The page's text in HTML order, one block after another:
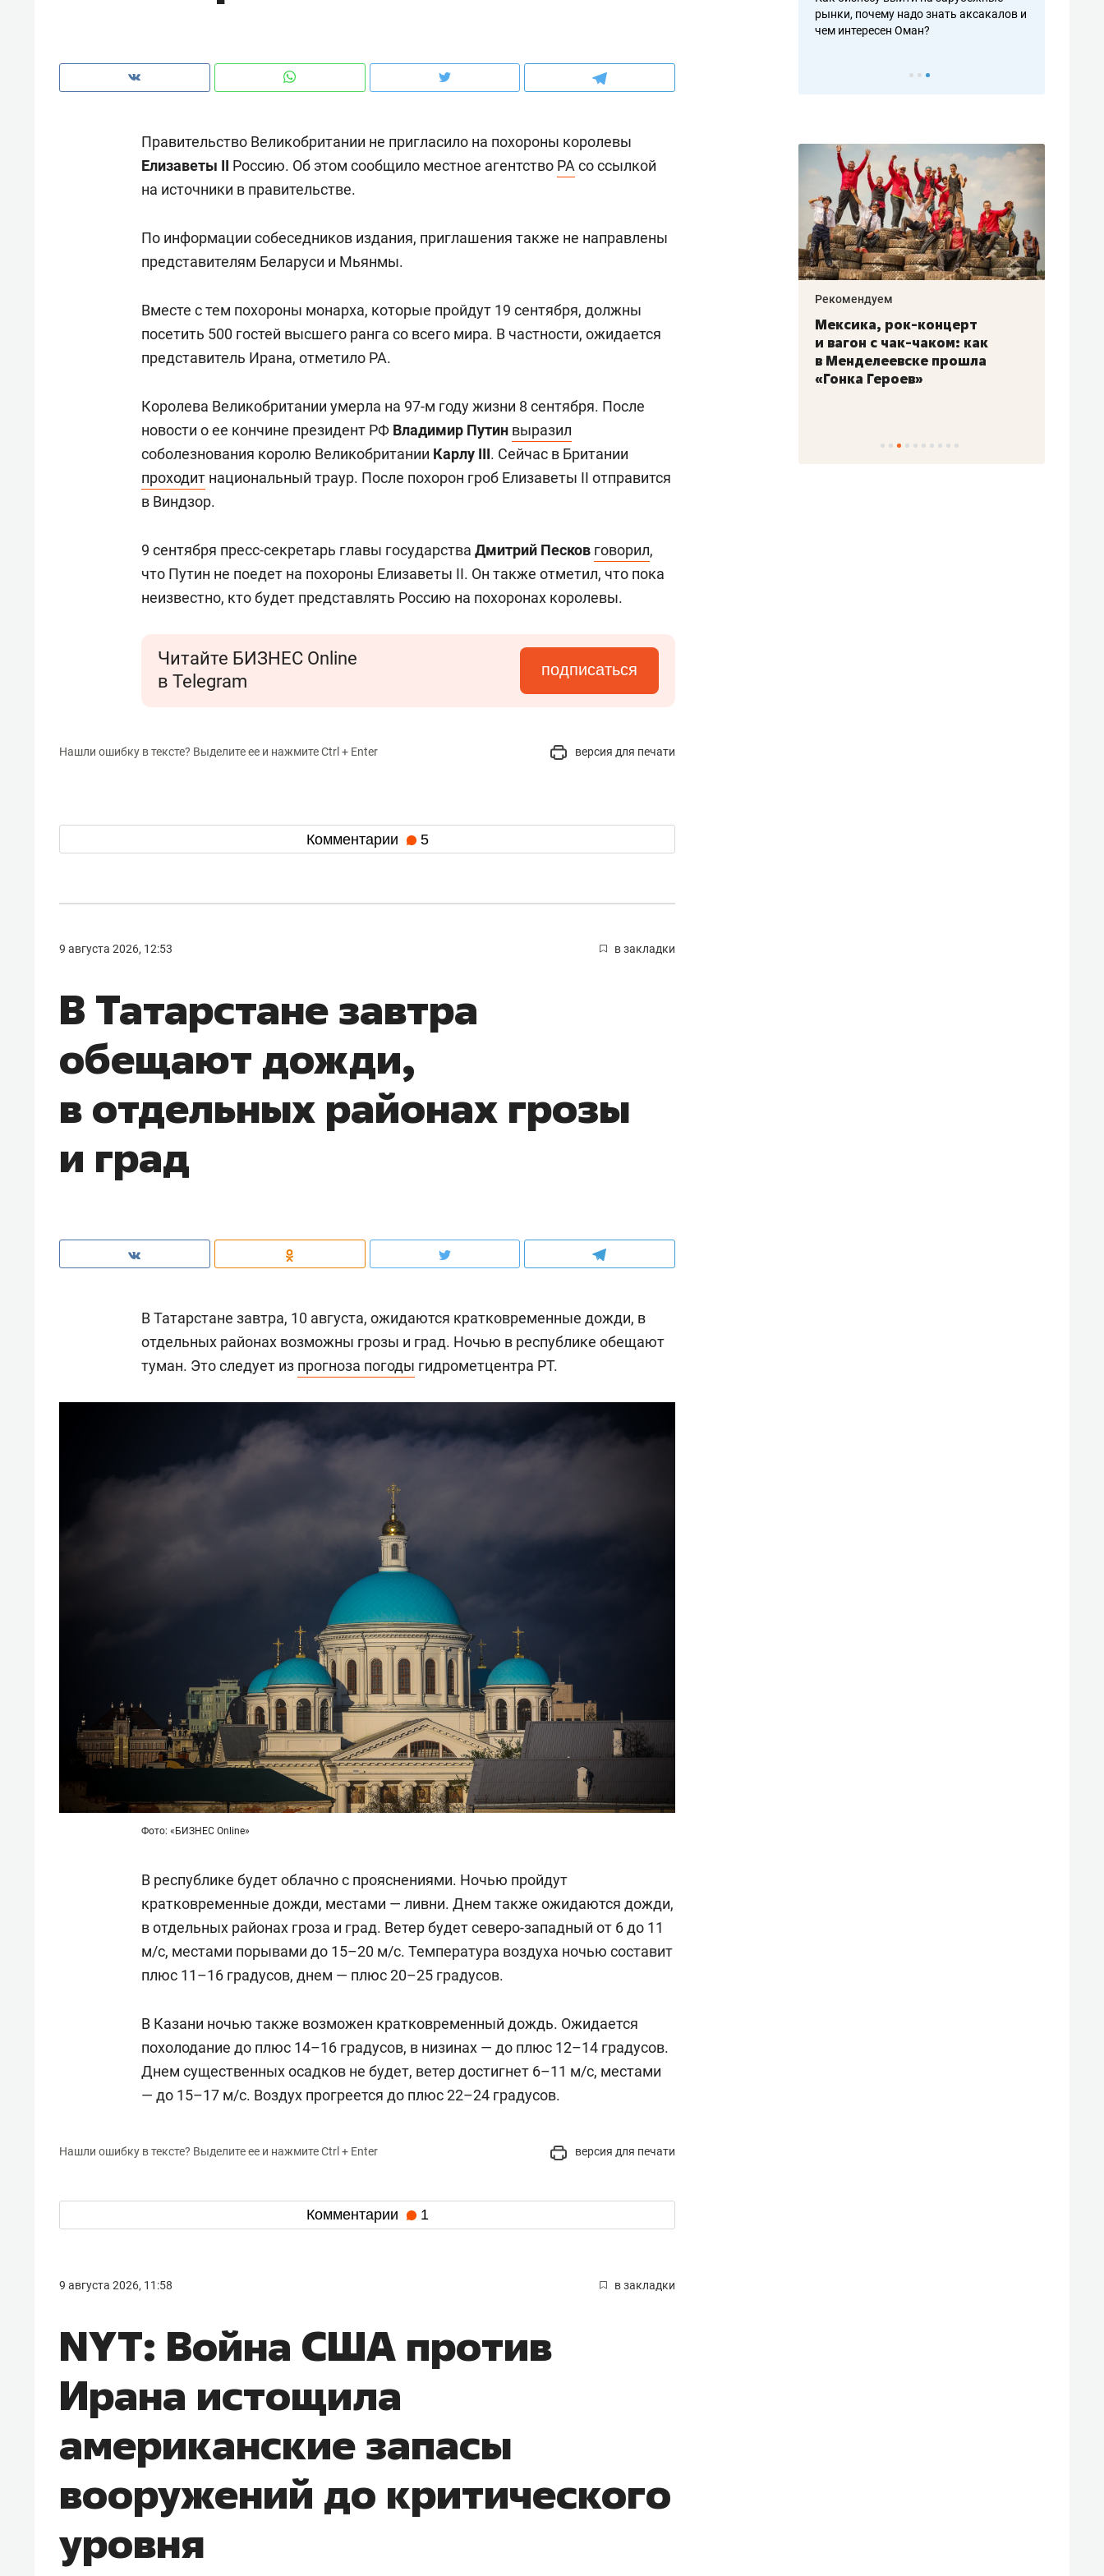
Правительство Великобритании не пригласило на похороны королевы
Елизаветы II Россию. Об этом сообщило местное агентство PA со ссылкой
на источники в правительстве.
По информации собеседников издания, приглашения также не направлены
представителям Беларуси и Мьянмы.
Вместе с тем похороны монарха, которые пройдут 19 сентября, должны
посетить 500 гостей высшего ранга со всего мира. В частности, ожидается
представитель Ирана, отметило PA.
Королева Великобритании умерла на 97-м году жизни 8 сентября. После
новости о ее кончине президент РФ Владимир Путин выразил
соболезнования королю Великобритании Карлу III. Сейчас в Британии
проходит национальный траур. После похорон гроб Елизаветы II отправится
в Виндзор.
9 сентября пресс-секретарь главы государства Дмитрий Песков говорил,
что Путин не поедет на похороны Елизаветы II. Он также отметил, что пока
неизвестно, кто будет представлять Россию на похоронах королевы.
Читайте БИЗНЕС Online
в Telegram
подписаться
Нашли ошибку в тексте? Выделите ее и нажмите Ctrl + Enter версия для печати
Комментарии 5
9 августа 2026, 12:53 в закладки
В Татарстане завтра
обещают дожди,
в отдельных районах грозы
и град
В Татарстане завтра, 10 августа, ожидаются кратковременные дожди, в
отдельных районах возможны грозы и град. Ночью в республике обещают
туман. Это следует из прогноза погоды гидрометцентра РТ.
Фото: «БИЗНЕС Online»
В республике будет облачно с прояснениями. Ночью пройдут
кратковременные дожди, местами — ливни. Днем также ожидаются дожди,
в отдельных районах гроза и град. Ветер будет северо-западный от 6 до 11
м/с, местами порывами до 15–20 м/с. Температура воздуха ночью составит
плюс 11–16 градусов, днем — плюс 20–25 градусов.
В Казани ночью также возможен кратковременный дождь. Ожидается
похолодание до плюс 14–16 градусов, в низинах — до плюс 12–14 градусов.
Днем существенных осадков не будет, ветер достигнет 6–11 м/c, местами
— до 15–17 м/с. Воздух прогреется до плюс 22–24 градусов.
Нашли ошибку в тексте? Выделите ее и нажмите Ctrl + Enter версия для печати
Комментарии 1
9 августа 2026, 11:58 в закладки
NYT: Война США против
Ирана истощила
американские запасы
вооружений до критического
уровня
рынки, почему надо знать аксакалов и
чем интересен Оман?
Как ГК «МИР ГРУПП» и ВТБ
создают оазис жилого
комфорта под Казанью
150 камер до квартиры и Face
ID вместо ключа: какой будет
безопасность в ЖК «Нова»
природе, работа
антихрупких команд
Рекомендуем
Мексика, рок-концерт
и вагон с чак-чаком: как
в Менделеевске прошла
«Гонка Героев»